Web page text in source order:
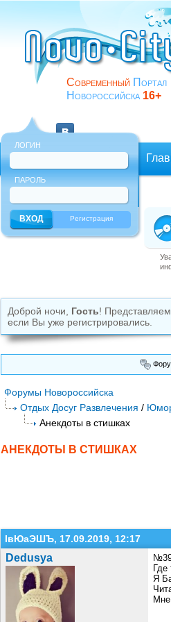
Современный Портал
Новороссийска 16+
ЛОГИН
ПАРОЛЬ
Регистрация
Доброй ночи, Гость!
если Вы уже регистрировались.
Форумы Новороссийска
Отдых Досуг Развлечения /
Анекдоты в стишках
АНЕКДОТЫ В СТИШКАХ
ІвЮаЭШЪ, 17.09.2019, 12:17
Dedusya
Где
Я